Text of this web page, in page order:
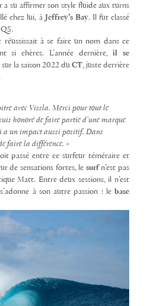
a su affirmer son style fluide aux turns
chez lui, à
Jeffrey’s Bay. Il fut classé
réussissait à se faire un nom dans ce
si chères. L’année dernière,il se
la saison 2022 du CT, juste derrière
avec Vissla. Merci pour tout le
honoré de faire partie d’une marque
a un impact aussi positif. Dans
faire la différence. »
passé entre ce surfeur téméraire et
de sensations fortes, le surfn’est pas
Matt. Entre deux sessions, il n’est
s’adonne à son autre passion : le base